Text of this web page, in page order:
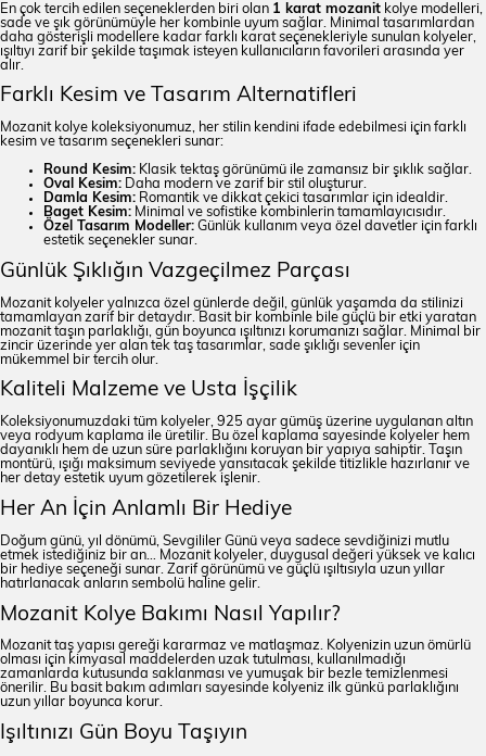
En çok tercih edilen seçeneklerden biri olan 1 karat mozanit kolye modelleri,
sade ve şık görünümüyle her kombinle uyum sağlar. Minimal tasarımlardan
daha gösterişli modellere kadar farklı karat seçenekleriyle sunulan kolyeler,
ışıltıyı zarif bir şekilde taşımak isteyen kullanıcıların favorileri arasında yer
alır.
Farklı Kesim ve Tasarım Alternatifleri
Mozanit kolye koleksiyonumuz, her stilin kendini ifade edebilmesi için farklı
kesim ve tasarım seçenekleri sunar:
Round Kesim: Klasik tektaş görünümü ile zamansız bir şıklık sağlar.
Oval Kesim: Daha modern ve zarif bir stil oluşturur.
Damla Kesim: Romantik ve dikkat çekici tasarımlar için idealdir.
Baget Kesim: Minimal ve sofistike kombinlerin tamamlayıcısıdır.
Özel Tasarım Modeller: Günlük kullanım veya özel davetler için farklı
estetik seçenekler sunar.
Günlük Şıklığın Vazgeçilmez Parçası
Mozanit kolyeler yalnızca özel günlerde değil, günlük yaşamda da stilinizi
tamamlayan zarif bir detaydır. Basit bir kombinle bile güçlü bir etki yaratan
mozanit taşın parlaklığı, gün boyunca ışıltınızı korumanızı sağlar. Minimal bir
zincir üzerinde yer alan tek taş tasarımlar, sade şıklığı sevenler için
mükemmel bir tercih olur.
Kaliteli Malzeme ve Usta İşçilik
Koleksiyonumuzdaki tüm kolyeler, 925 ayar gümüş üzerine uygulanan altın
veya rodyum kaplama ile üretilir. Bu özel kaplama sayesinde kolyeler hem
dayanıklı hem de uzun süre parlaklığını koruyan bir yapıya sahiptir. Taşın
montürü, ışığı maksimum seviyede yansıtacak şekilde titizlikle hazırlanır ve
her detay estetik uyum gözetilerek işlenir.
Her An İçin Anlamlı Bir Hediye
Doğum günü, yıl dönümü, Sevgililer Günü veya sadece sevdiğinizi mutlu
etmek istediğiniz bir an… Mozanit kolyeler, duygusal değeri yüksek ve kalıcı
bir hediye seçeneği sunar. Zarif görünümü ve güçlü ışıltısıyla uzun yıllar
hatırlanacak anların sembolü haline gelir.
Mozanit Kolye Bakımı Nasıl Yapılır?
Mozanit taş yapısı gereği kararmaz ve matlaşmaz. Kolyenizin uzun ömürlü
olması için kimyasal maddelerden uzak tutulması, kullanılmadığı
zamanlarda kutusunda saklanması ve yumuşak bir bezle temizlenmesi
önerilir. Bu basit bakım adımları sayesinde kolyeniz ilk günkü parlaklığını
uzun yıllar boyunca korur.
Işıltınızı Gün Boyu Taşıyın